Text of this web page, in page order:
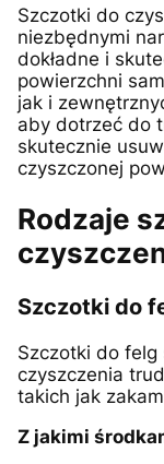
Szczotki do
niezbędnymi
dokładne i
powierzchni
jak i
aby dotrzeć do
skutecznie
czyszczonej
Rodzaje
Szczotki do
Szczotki do
czyszczenia
takich jak
Z jakimi